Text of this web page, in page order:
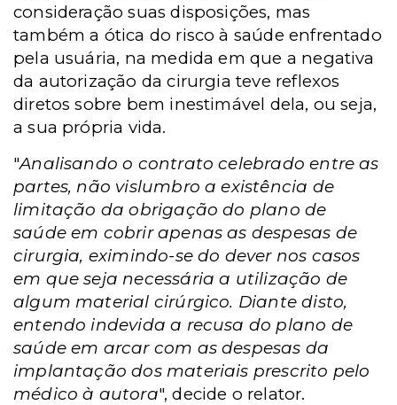
consideração suas disposições, mas
também a ótica do risco à saúde enfrentado
pela usuária, na medida em que a negativa
da autorização da cirurgia teve reflexos
diretos sobre bem inestimável dela, ou seja,
a sua própria vida.
"Analisando o contrato celebrado entre as
partes, não vislumbro a existência de
limitação da obrigação do plano de
saúde em cobrir apenas as despesas de
cirurgia, eximindo-se do dever nos casos
em que seja necessária a utilização de
algum material cirúrgico. Diante disto,
entendo indevida a recusa do plano de
saúde em arcar com as despesas da
implantação dos materiais prescrito pelo
médico à autora", decide o relator.